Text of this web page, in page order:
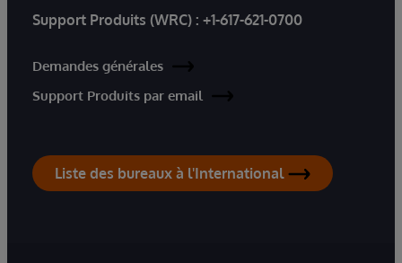
Support Produits (WRC) : +1-617-621-0700
Demandes générales
Support Produits par email
Liste des bureaux à l'International